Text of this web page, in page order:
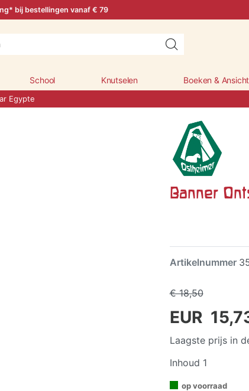
bij bestellingen vanaf € 79
School Knutselen Boeken &
Egypte
Banner
Artikelnummer
€ 18,50
EUR
Laagste prijs in
Inhoud 1
op voorraad